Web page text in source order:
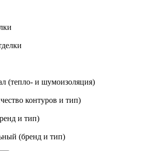
(тепло- и шумоизоляция)
контуров и тип)
и тип)
(бренд и тип)